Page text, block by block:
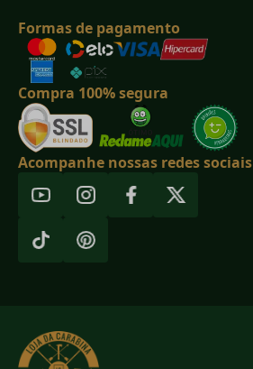
Formas de pagamento
Compra 100% segura
Acompanhe nossas redes sociais